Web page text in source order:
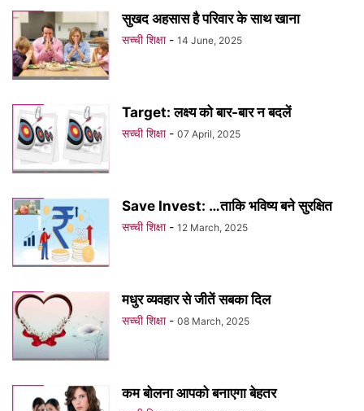
सुखद अहसास है परिवार के साथ खाना
सच्ची शिक्षा - 14 June, 2025
Target: लक्ष्य को बार-बार न बदलें
सच्ची शिक्षा - 07 April, 2025
Save Invest: …ताकि भविष्य बने सुरक्षित
सच्ची शिक्षा - 12 March, 2025
मधुर व्यवहार से जीतें सबका दिल
सच्ची शिक्षा - 08 March, 2025
कम बोलना आपको बनाएगा बेहतर